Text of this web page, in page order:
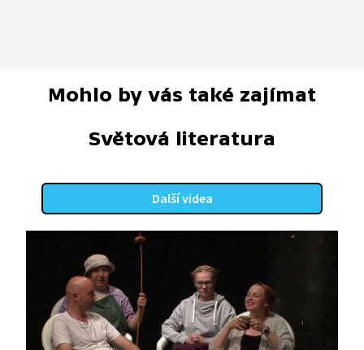
Mohlo by vás také zajímat
Světová literatura
Další videa